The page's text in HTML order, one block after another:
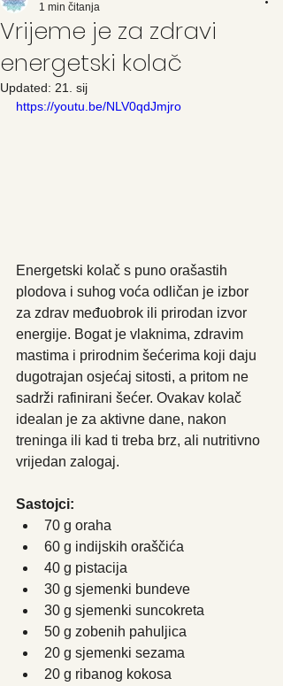
Vrijeme je za zdravi
energetski kolač
1 min čitanja
Updated: 21. sij
https://youtu.be/NLV0qdJmjro
Energetski kolač s puno orašastih
plodova i suhog voća odličan je izbor
za zdrav međuobrok ili prirodan izvor
energije. Bogat je vlaknima, zdravim
mastima i prirodnim šećerima koji daju
dugotrajan osjećaj sitosti, a pritom ne
sadrži rafinirani šećer. Ovakav kolač
idealan je za aktivne dane, nakon
treninga ili kad ti treba brz, ali nutritivno
vrijedan zalogaj.
Sastojci:
70 g oraha
60 g indijskih oraščića
40 g pistacija
30 g sjemenki bundeve
30 g sjemenki suncokreta
50 g zobenih pahuljica
20 g sjemenki sezama
20 g ribanog kokosa